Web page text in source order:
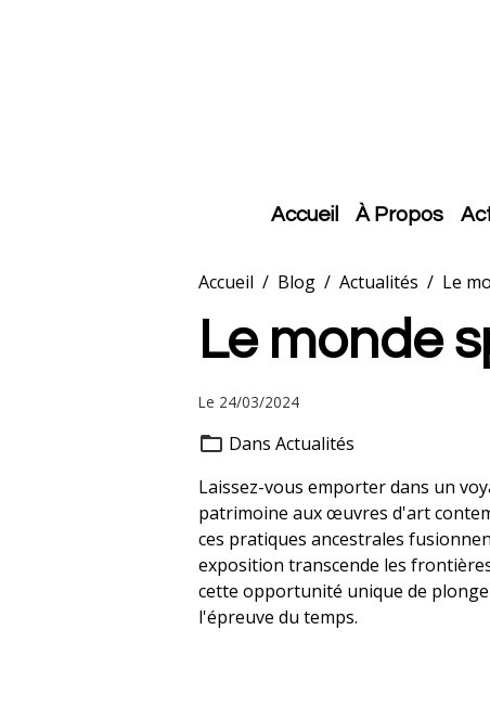
Accueil À Propos
Accueil Blog Actualités Le
Le monde
Le 24/03/2024
Dans Actualités
Laissez-vous emporter dans un
patrimoine aux œuvres d'art
ces pratiques ancestrales
exposition transcende les
cette opportunité unique de
l'épreuve du temps.